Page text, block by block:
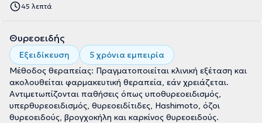
45 λεπτά
Θυρεοειδής
Εξειδίκευση
5 χρόνια εμπειρία
Μέθοδος θεραπείας: Πραγματοποιείται κλινική εξέταση και
ακολουθείται φαρμακευτική θεραπεία, εάν χρειάζεται.
Αντιμετωπίζονται παθήσεις όπως υποθυρεοειδισμός,
υπερθυρεοειδισμός, θυρεοειδίτιδες, Hashimoto, όζοι
θυρεοειδούς, βρογχοκήλη και καρκίνος θυρεοειδούς.